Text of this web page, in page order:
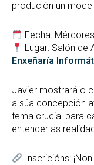
produción un
Fecha:
Lugar: Salón de
Enxeñaría
Javier mostrará o
a súa concepción
tema crucial para
entender as
Inscricións: